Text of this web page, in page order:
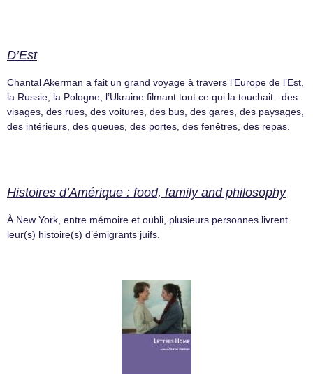
D’Est
Chantal Akerman a fait un grand voyage à travers l’Europe de l’Est,
la Russie, la Pologne, l’Ukraine filmant tout ce qui la touchait : des
visages, des rues, des voitures, des bus, des gares, des paysages,
des intérieurs, des queues, des portes, des fenêtres, des repas.
Histoires d’Amérique : food, family and philosophy
À New York, entre mémoire et oubli, plusieurs personnes livrent
leur(s) histoire(s) d’émigrants juifs.